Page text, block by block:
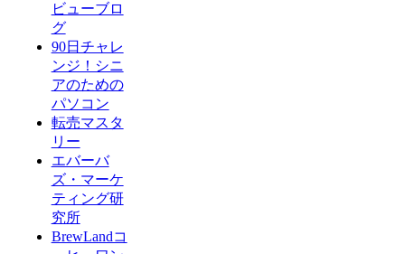
ビューブロ
グ
90日チャレ
ンジ！シニ
アのための
パソコン
転売マスタ
リー
エバーバ
ズ・マーケ
ティング研
究所
BrewLandコ